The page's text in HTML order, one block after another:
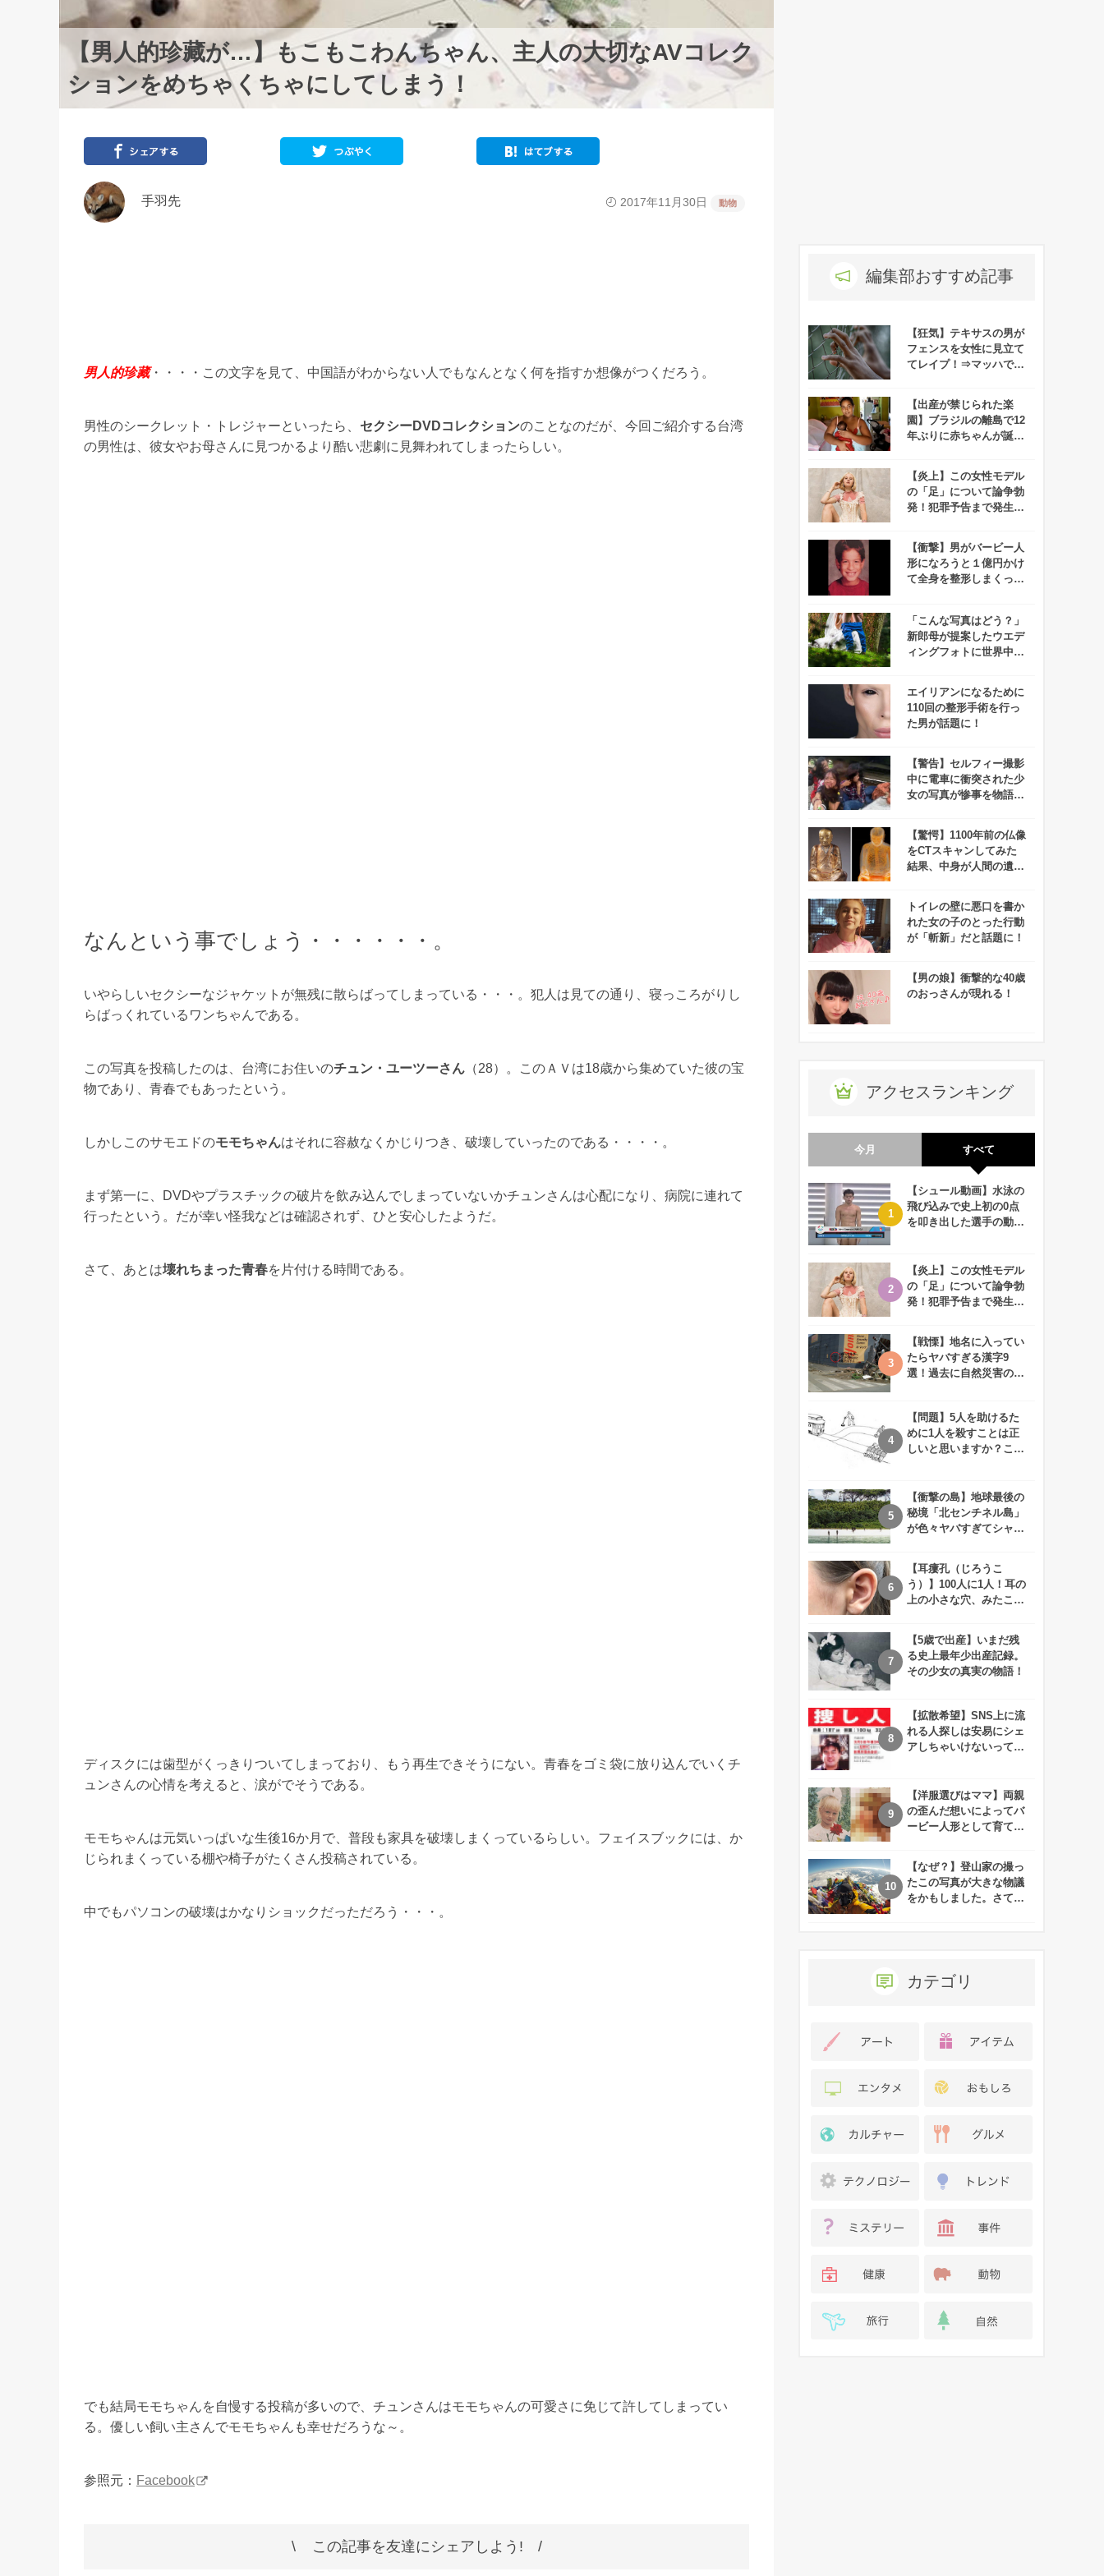
【男人的珍藏が…】もこもこわんちゃん、主人の大切なAVコレク
ションをめちゃくちゃにしてしまう！
手羽先 2017年11月30日 動物
男人的珍藏・・・・この文字を見て、中国語がわからない人でもなんとなく何を指すか想像がつくだろう。
男性のシークレット・トレジャーといったら、 セクシーDVDコレクションのことなのだが、今回ご紹介する台湾
の男性は、彼女やお母さんに見つかるより酷い悲劇に見舞われてしまったらしい。
なんという事でしょう・・・・・・。
いやらしいセクシーなジャケットが無残に散らばってしまっている・・・。犯人は見ての通り、寝っころがりし
らばっくれているワンちゃんである。
この写真を投稿したのは、台湾にお住いのチュン・ユーツーさん （28）。このＡＶは18歳から集めていた彼の宝
物であり、青春でもあったという。
しかしこのサモエドのモモちゃんはそれに容赦なくかじりつき、破壊していったのである・・・・。
まず第一に、DVDやプラスチックの破片を飲み込んでしまっていないかチュンさんは心配になり、病院に連れて
行ったという。だが幸い怪我などは確認されず、ひと安心したようだ。
さて、あとは壊れちまった青春を片付ける時間である。
ディスクには歯型がくっきりついてしまっており、もう再生できそうにない。青春をゴミ袋に放り込んでいくチ
ュンさんの心情を考えると、涙がでそうである。
モモちゃんは元気いっぱいな生後16か月で、普段も家具を破壊しまくっているらしい。フェイスブックには、か
じられまくっている棚や椅子がたくさん投稿されている。
中でもパソコンの破壊はかなりショックだっただろう・・・。
でも結局モモちゃんを自慢する投稿が多いので、チュンさんはモモちゃんの可愛さに免じて許してしまってい
る。優しい飼い主さんでモモちゃんも幸せだろうな～。
参照元： Facebook
この記事を友達にシェアしよう! /
編集部おすすめ記事
【狂気】テキサスの男が
フェンスを女性に見立て
てレイプ！⇒マッハで逮
【出産が禁じられた楽
園】ブラジルの離島で12
年ぶりに赤ちゃんが誕生
【炎上】この女性モデル
の「足」について論争勃
発！犯罪予告まで発生す
【衝撃】男がバービー人
形になろうと１億円かけ
て全身を整形しまくった
「こんな写真はどう？」
新郎母が提案したウエデ
ィングフォトに世界中が
エイリアンになるために
110回の整形手術を行っ
た男が話題に！
【警告】セルフィー撮影
中に電車に衝突された少
女の写真が惨事を物語
【驚愕】1100年前の仏像
をCTスキャンしてみた
結果、中身が人間の遺体
トイレの壁に悪口を書か
れた女の子のとった行動
が「斬新」だと話題に！
【男の娘】衝撃的な40歳
のおっさんが現れる！
アクセスランキング
今月 すべて
【シュール動画】水泳の
飛び込みで史上初の0点
を叩き出した選手の動画
【炎上】この女性モデル
の「足」について論争勃
発！犯罪予告まで発生す
【戦慄】地名に入ってい
たらヤバすぎる漢字9
選！過去に自然災害の歴
【問題】5人を助けるた
めに1人を殺すことは正
しいと思いますか？この
【衝撃の島】地球最後の
秘境「北センチネル島」
が色々ヤバすぎてシャレ
【耳瘻孔（じろうこ
う）】100人に1人！耳の
上の小さな穴、みたこと
【5歳で出産】いまだ残
る史上最年少出産記録。
その少女の真実の物語！
【拡散希望】SNS上に流
れる人探しは安易にシェ
アしちゃいけないって知
【洋服選びはママ】両親
の歪んだ想いによってバ
ービー人形として育てら
【なぜ？】登山家の撮っ
たこの写真が大きな物議
をかもしました。さて、
カテゴリ